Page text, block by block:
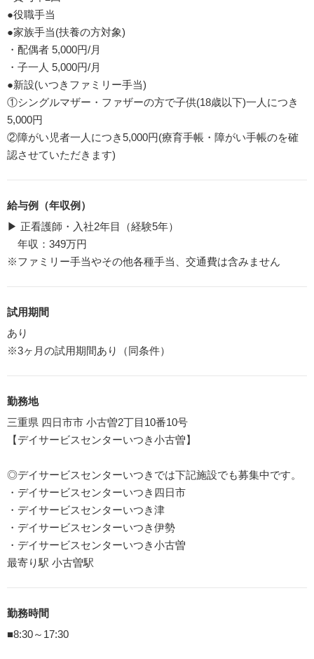
●役職手当
●家族手当(扶養の方対象)
・配偶者 5,000円/月
・子一人 5,000円/月
●新設(いつきファミリー手当)
①シングルマザー・ファザーの方で子供(18歳以下)一人につき
5,000円
②障がい児者一人につき5,000円(療育手帳・障がい手帳のを確
認させていただきます)
給与例（年収例）
▶ 正看護師・入社2年目（経験5年）
年収：349万円
※ファミリー手当やその他各種手当、交通費は含みません
試用期間
あり
※3ヶ月の試用期間あり（同条件）
勤務地
三重県 四日市市 小古曽2丁目10番10号
【デイサービスセンターいつき小古曽】
◎デイサービスセンターいつきでは下記施設でも募集中です。
・デイサービスセンターいつき四日市
・デイサービスセンターいつき津
・デイサービスセンターいつき伊勢
・デイサービスセンターいつき小古曽
最寄り駅 小古曽駅
勤務時間
■8:30～17:30